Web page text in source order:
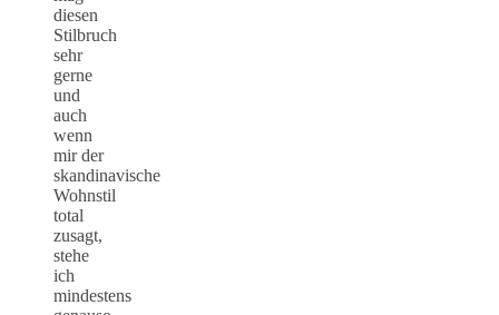
diesen
Stilbruch
sehr
gerne
und
auch
wenn
mir der
skandinavische
Wohnstil
total
zusagt,
stehe
ich
mindestens